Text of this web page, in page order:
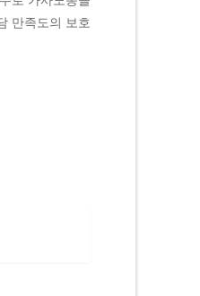
만족도의 보호